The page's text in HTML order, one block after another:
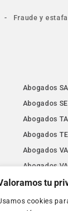
tu
cookies
- Fraude y estafa
Abogados
Abogados
Abogados
Abogados
Abogados
Abogados
Abogados
Abogados